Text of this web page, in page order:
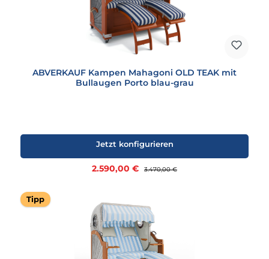
ABVERKAUF Kampen Mahagoni OLD TEAK mit
Bullaugen Porto blau-grau
Verkaufspreis:
2.590,00 € Regulärer Preis:
3.470,00 €
Jetzt konfigurieren
Tipp